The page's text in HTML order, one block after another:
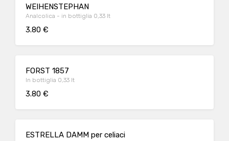
WEIHENSTEPHAN
Analcolica - in bottiglia 0,33 lt
3.80 €
FORST 1857
In bottiglia 0,33 lt
3.80 €
ESTRELLA DAMM per celiaci